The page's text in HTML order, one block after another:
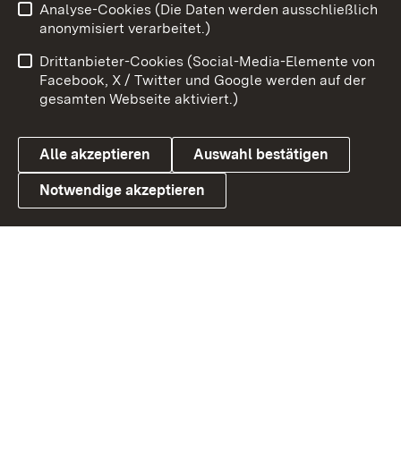
Link zum Landesportal
Impressum
Kontakt
Barrierefreiheit
Datenschutz
Cookies
Analyse-Cookies (Die Daten werden ausschließlich
anonymisiert verarbeitet.)
Drittanbieter-Cookies (Social-Media-Elemente von
Facebook, X / Twitter und Google werden auf der
gesamten Webseite aktiviert.)
Alle akzeptieren Auswahl bestätigen
Notwendige akzeptieren